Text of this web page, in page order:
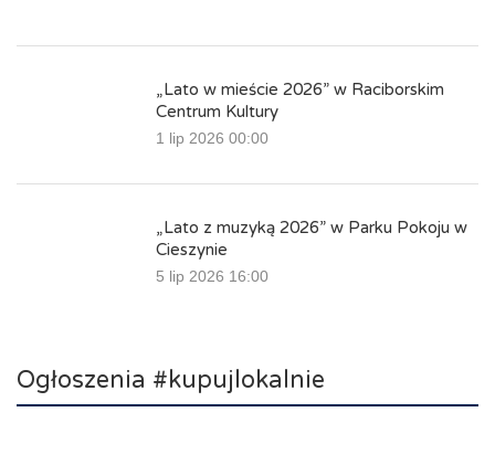
„Lato w mieście 2026” w Raciborskim
Centrum Kultury
1 lip 2026 00:00
„Lato z muzyką 2026” w Parku Pokoju w
Cieszynie
5 lip 2026 16:00
Ogłoszenia #kupujlokalnie